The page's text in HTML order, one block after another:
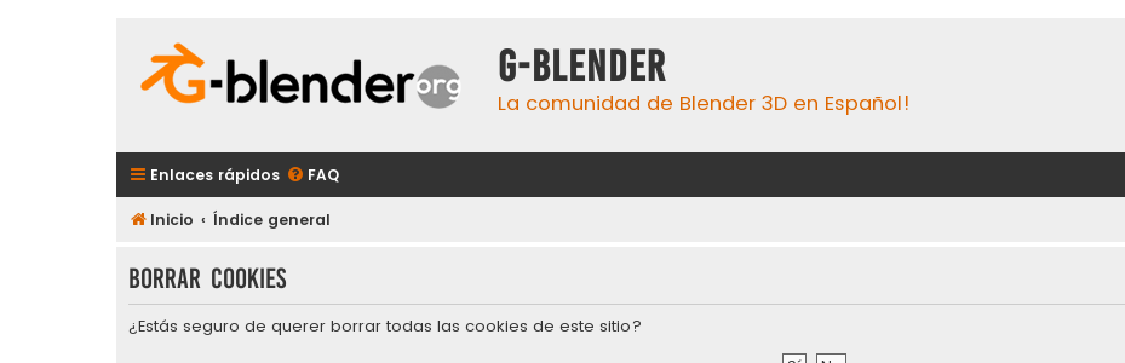
G-Blender
La comunidad de Blender 3D en Español!
Enlaces rápidos FAQ
Inicio Índice general
Borrar cookies
¿Estás seguro de querer borrar todas las cookies de este sitio?